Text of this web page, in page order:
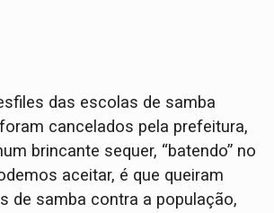
das escolas de samba
cancelados pela prefeitura,
brincante sequer, “batendo” no
aceitar, é que queiram
de samba contra a população,